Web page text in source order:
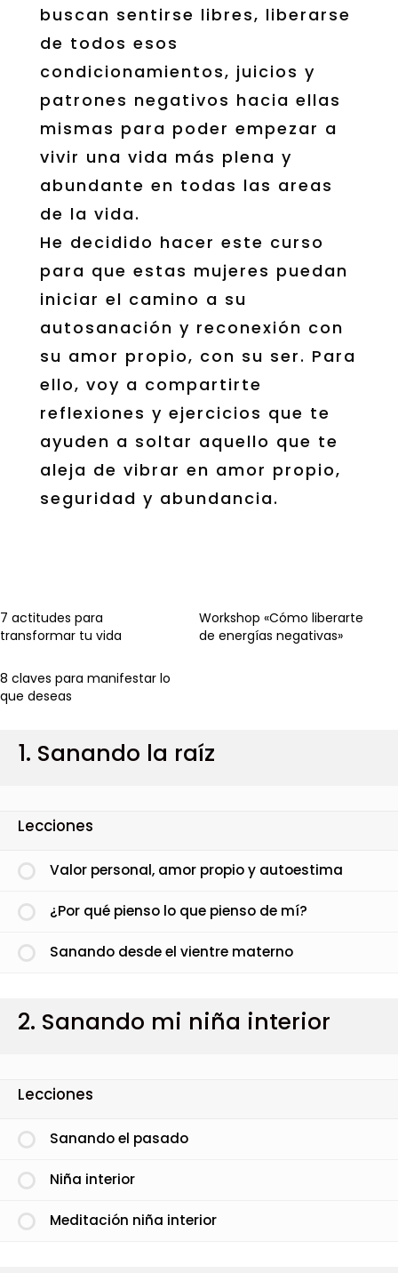
buscan sentirse libres, liberarse
de todos esos
condicionamientos, juicios y
patrones negativos hacia ellas
mismas para poder empezar a
vivir una vida más plena y
abundante en todas las areas
de la vida.
He decidido hacer este curso
para que estas mujeres puedan
iniciar el camino a su
autosanación y reconexión con
su amor propio, con su ser. Para
ello, voy a compartirte
reflexiones y ejercicios que te
ayuden a soltar aquello que te
aleja de vibrar en amor propio,
seguridad y abundancia.
7 actitudes para
transformar tu vida
Workshop «Cómo liberarte
de energías negativas»
8 claves para manifestar lo
que deseas
1. Sanando la raíz
Lecciones
Valor personal, amor propio y autoestima
¿Por qué pienso lo que pienso de mí?
Sanando desde el vientre materno
2. Sanando mi niña interior
Lecciones
Sanando el pasado
Niña interior
Meditación niña interior